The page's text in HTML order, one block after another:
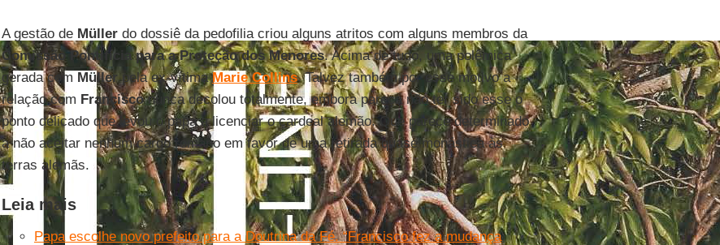
A gestão de Müllerdo dossiê da pedofilia criou alguns atritos com alguns membros da
Comissão Pontifícia para a Proteção dos Menores. Acima de tudo, uma polêmica
gerada com Müllerpela ex-vítimaMarie Collins. Talvez também por esse motivo a
relação com Francisconunca decolou totalmente, embora pareça não ter sido esse o
ponto delicado que levou o papa a licenciar o cardeal alemão. Que parece determinado
a não aceitar nenhum cargo romano em favor de uma retirada quase monástica às
terras alemãs.
Leia mais
Papa escolhe novo prefeito para a Doutrina da Fé. “Francisco fez a mudança